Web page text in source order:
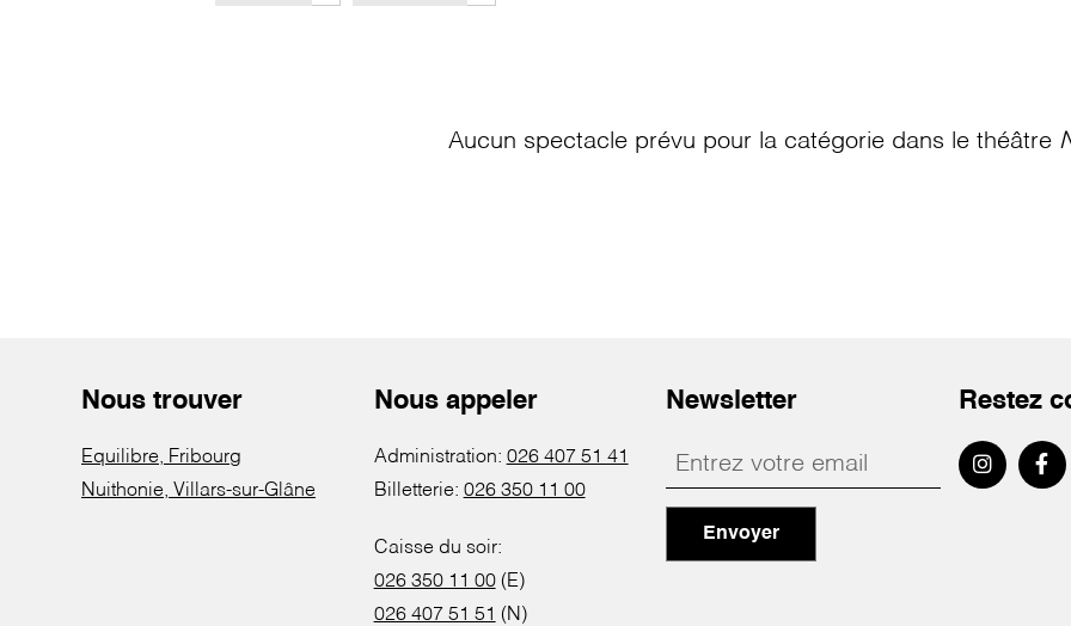
Aucun spectacle prévu pour la catégorie dans le théâtre
Nous trouver
Equilibre, Fribourg
Nuithonie, Villars-sur-Glâne
Nous appeler
Administration: 026 407 51 41
Billetterie: 026 350 11 00
Caisse du soir:
026 350 11 00(E)
026 407 51 51 (N)
Newsletter
Envoyer
Restez